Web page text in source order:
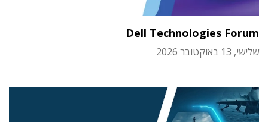
Dell Technologies Forum
שלישי, 13 באוקטובר 2026